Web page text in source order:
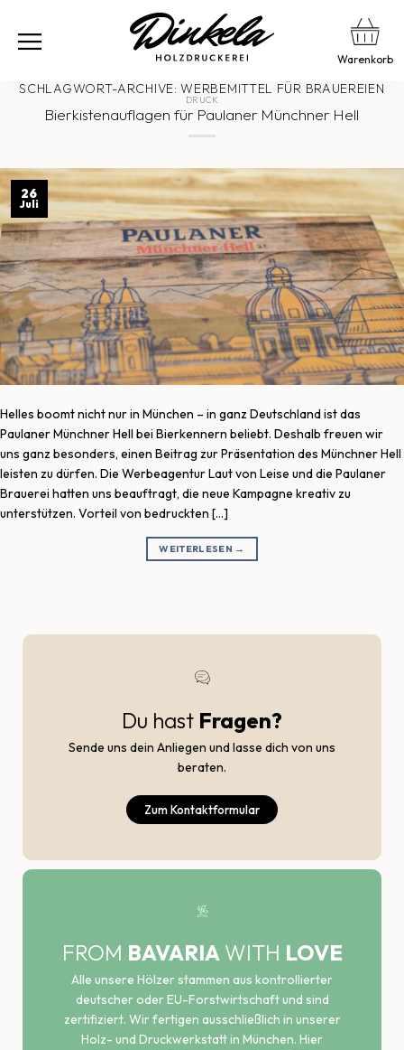
Warenkorb
SCHLAGWORT-ARCHIVE:WERBEMITTEL FÜR BRAUEREIEN
DRUCK
Bierkistenauflagen für Paulaner Münchner Hell
26
Juli
Helles boomt nicht nur in München – in ganz Deutschland ist das
Paulaner Münchner Hell bei Bierkennern beliebt. Deshalb freuen wir
uns ganz besonders, einen Beitrag zur Präsentation des Münchner Hell
leisten zu dürfen. Die Werbeagentur Laut von Leise und die Paulaner
Brauerei hatten uns beauftragt, die neue Kampagne kreativ zu
unterstützen. Vorteil von bedruckten […]
WEITERLESEN →
Du hast Fragen?
Sende uns dein Anliegen und lasse dich von uns
beraten.
Zum Kontaktformular
FROM BAVARIAWITH LOVE
Alle unsere Hölzer stammen aus kontrollierter
deutscher oder EU-Forstwirtschaft und sind
zertifiziert. Wir fertigen ausschließlich in unserer
Holz- und Druckwerkstatt in München. Hier